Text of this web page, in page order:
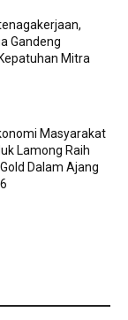
Gandeng
Mitra
Masyarakat
Lamong Raih
Dalam Ajang